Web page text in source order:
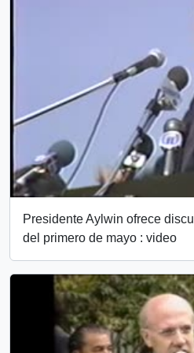
Presidente Aylwin ofrece
del primero de mayo : video